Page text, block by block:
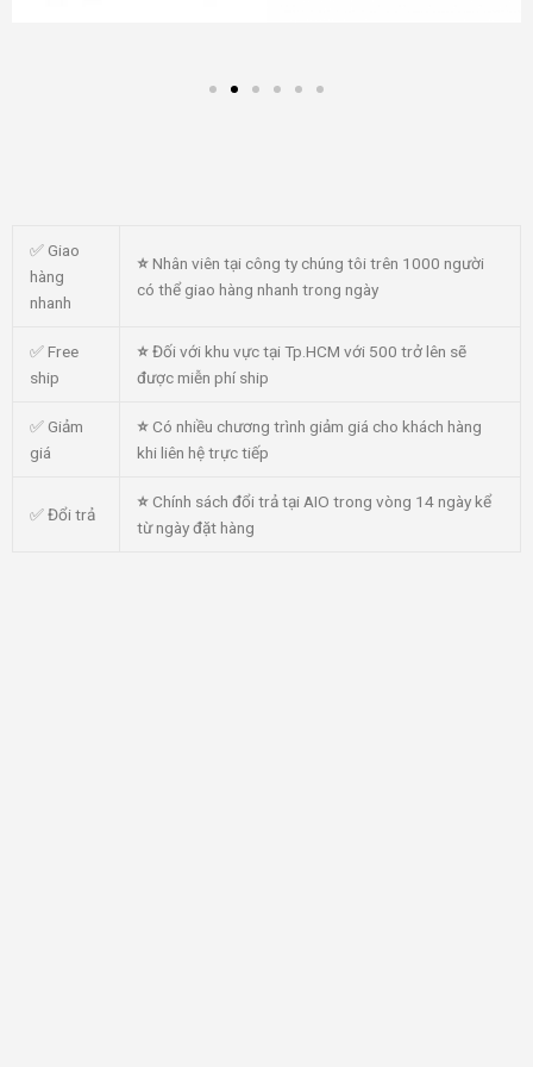
✅ Giao
hàng
nhanh
⭐Nhân viên tại công ty chúng tôi trên 1000 người
có thể giao hàng nhanh trong ngày
✅ Free
ship
⭐Đối với khu vực tại Tp.HCM với 500 trở lên sẽ
được miễn phí ship
✅ Giảm
giá
⭐Có nhiều chương trình giảm giá cho khách hàng
khi liên hệ trực tiếp
✅ Đổi trả
⭐Chính sách đổi trả tại AIO trong vòng 14 ngày kể
từ ngày đặt hàng